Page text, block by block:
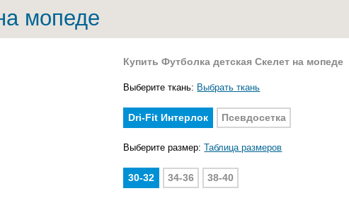
мопеде
Купить Футболка детская Скелет на мопеде
Выберите ткань: Выбрать ткань
Dri-Fit Интерлок Псевдосетка
Выберите размер:Таблица размеров
30-32 34-36 38-40